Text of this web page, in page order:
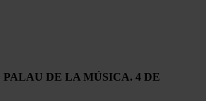
PALAU DE LA MÚSICA. 4 DE